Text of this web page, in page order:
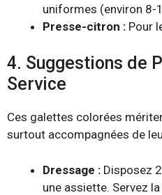
uniformes (environ 8-
Presse-citron : Pour
4. Suggestions de
Service
Ces galettes colorées
surtout accompagnées de
Dressage : Disposez
une assiette. Servez